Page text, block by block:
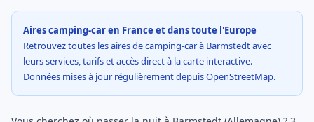
Aires camping-car en France et dans toute l'Europe
Retrouvez toutes les aires de camping-car à Barmstedt avec
leurs services, tarifs et accès direct à la carte interactive.
Données mises à jour régulièrement depuis OpenStreetMap.